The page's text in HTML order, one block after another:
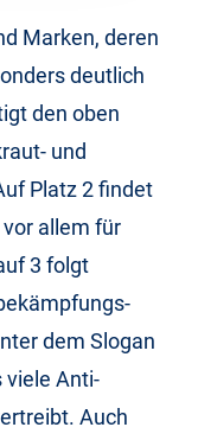
Marken, deren
deutlich
den oben
und
Platz 2 findet
vor allem für
3 folgt
dem Slogan
viele Anti-
Auch